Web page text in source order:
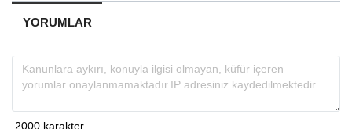
YORUMLAR